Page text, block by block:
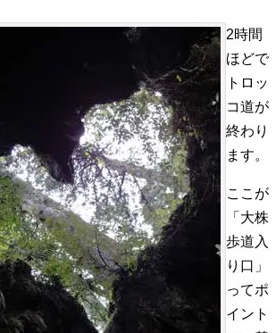
2時間
ほどで
トロッ
コ道が
終わり
ます。
ここが
「大株
歩道入
り口」
ってポ
イント